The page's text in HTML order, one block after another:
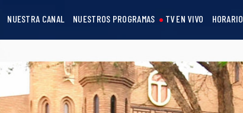
NUESTRA CANAL NUESTROS PROGRAMAS TV EN VIVO HORARIO